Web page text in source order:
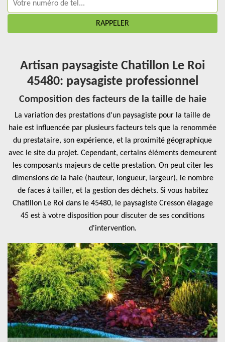
Artisan paysagiste Chatillon Le Roi
45480: paysagiste professionnel
Composition des facteurs de la taille de haie
La variation des prestations d'un paysagiste pour la taille de
haie est influencée par plusieurs facteurs tels que la renommée
du prestataire, son expérience, et la proximité géographique
avec le site du projet. Cependant, certains éléments demeurent
les composants majeurs de cette prestation. On peut citer les
dimensions de la haie (hauteur, longueur, largeur), le nombre
de faces à tailler, et la gestion des déchets. Si vous habitez
Chatillon Le Roi dans le 45480, le paysagiste Cresson élagage
45 est à votre disposition pour discuter de ses conditions
d'intervention.